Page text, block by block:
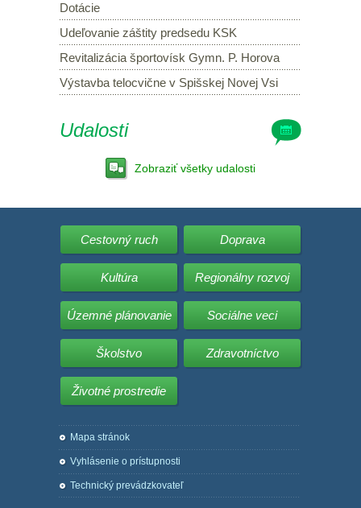
Dotácie
Udeľovanie záštity predsedu KSK
Revitalizácia športovísk Gymn. P. Horova
Výstavba telocvične v Spišskej Novej Vsi
Udalosti
Zobraziť všetky udalosti
Cestovný ruch Doprava
Kultúra Regionálny rozvoj
Územné plánovanie Sociálne veci
Školstvo Zdravotníctvo
Životné prostredie
Mapa stránok
Vyhlásenie o prístupnosti
Technický prevádzkovateľ